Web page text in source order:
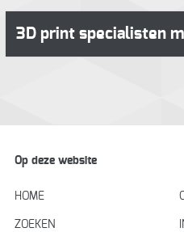
3D print specialisten
Op deze website
HOME
ZOEKEN